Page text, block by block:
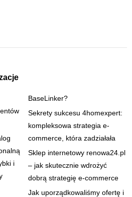
i
BaseLinker?
Sekrety sukcesu 4homexpert:
kompleksowa strategia e-
commerce, która zadziałała
Sklep internetowy renowa24.pl
– jak skutecznie wdrożyć
dobrą strategię e-commerce
Jak uporządkowaliśmy ofertę i